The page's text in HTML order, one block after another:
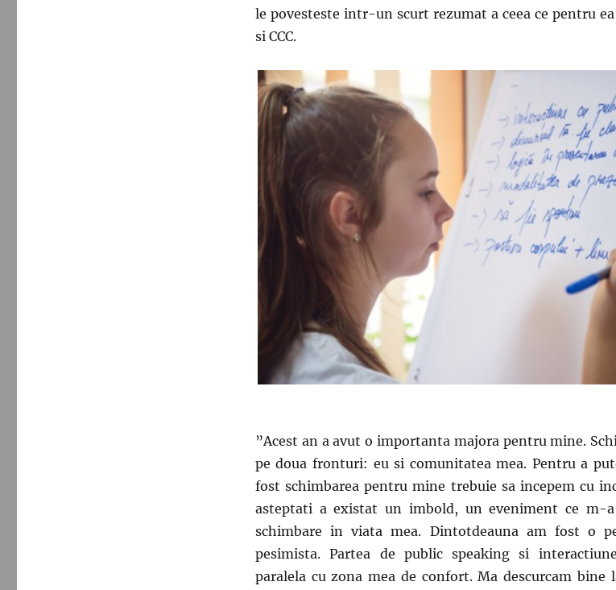
le povesteste intr-un scurt rezumat a ceea ce pentru
si CCC.
”Acest an a avut o importanta majora pentru mine.
pe doua fronturi: eu si comunitatea mea. Pentru a
fost schimbarea pentru mine trebuie sa incepem cu
asteptati a existat un imbold, un eveniment ce m-
schimbare in viata mea. Dintotdeauna am fost o
pesimista. Partea de public speaking si
paralela cu zona mea de confort. Ma descurcam